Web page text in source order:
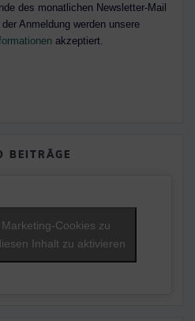
des monatlichen Newsletter-Mail
Anmeldung werden unsere
akzeptiert.
BEITRÄGE
Cookies zu
Inhalt zu aktivieren